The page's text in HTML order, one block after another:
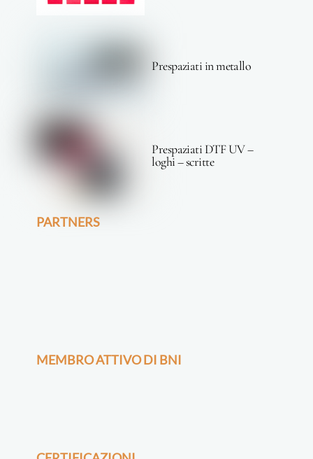
Prespaziati in metallo
Prespaziati DTF UV –
loghi – scritte
PARTNERS
MEMBRO ATTIVO DI BNI